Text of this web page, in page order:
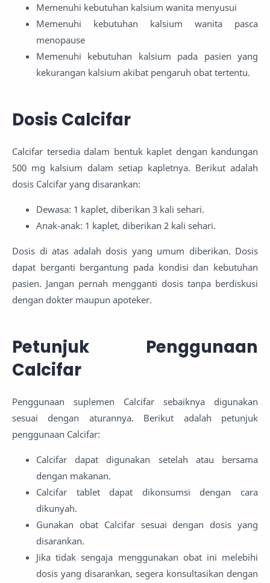
Memenuhi kebutuhan kalsium wanita menyusui
Memenuhi kebutuhan kalsium wanita pasca
menopause
Memenuhi kebutuhan kalsium pada pasien yang
kekurangan kalsium akibat pengaruh obat tertentu.
Dosis Calcifar
Calcifar tersedia dalam bentuk kaplet dengan kandungan
500 mg kalsium dalam setiap kapletnya. Berikut adalah
dosis Calcifar yang disarankan:
Dewasa: 1 kaplet, diberikan 3 kali sehari.
Anak-anak: 1 kaplet, diberikan 2 kali sehari.
Dosis di atas adalah dosis yang umum diberikan. Dosis
dapat berganti bergantung pada kondisi dan kebutuhan
pasien. Jangan pernah mengganti dosis tanpa berdiskusi
dengan dokter maupun apoteker.
Petunjuk Penggunaan
Calcifar
Penggunaan suplemen Calcifar sebaiknya digunakan
sesuai dengan aturannya. Berikut adalah petunjuk
penggunaan Calcifar:
Calcifar dapat digunakan setelah atau bersama
dengan makanan.
Calcifar tablet dapat dikonsumsi dengan cara
dikunyah.
Gunakan obat Calcifar sesuai dengan dosis yang
disarankan.
Jika tidak sengaja menggunakan obat ini melebihi
dosis yang disarankan, segera konsultasikan dengan